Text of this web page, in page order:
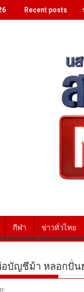
Recent posts
กีฬา ข่าวทั่วไทย
อบัญชีม้า หลอกปั่